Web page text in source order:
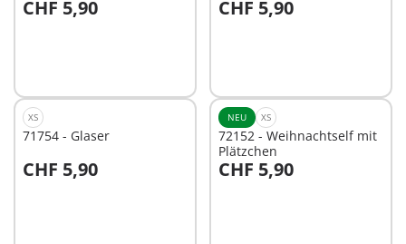
CHF 5,90
In den Warenkorb CHF 5,90
In den Warenkorb
XS
71754 - Glaser
CHF 5,90
In den Warenkorb
NEU XS
72152 - Weihnachtself mit
Plätzchen
CHF 5,90